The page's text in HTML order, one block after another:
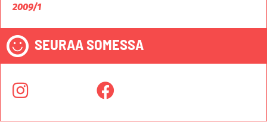
2009/1
SEURAA SOMESSA